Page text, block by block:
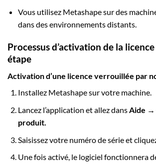
Vous utilisez Metashape sur des
dans des environnements distants.
Processus d’activation de la
étape
Activation d’une licence verrouillée par
Installez Metashape sur votre machine.
Lancez l’application et allez dansAide →
produit.
Saisissez votre numéro de série et
Une fois activé, le logiciel fonctionnera